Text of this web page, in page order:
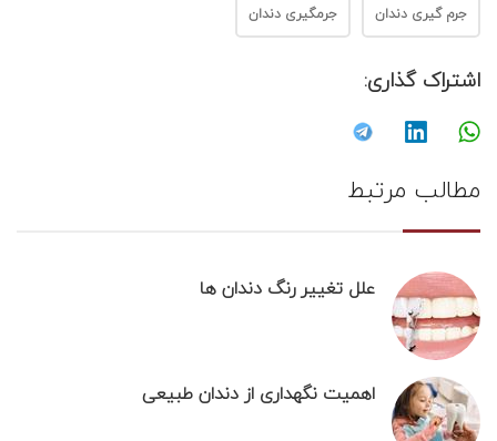
جرم گیری دندان جرمگیری دندان
اشتراک گذاری:
مطالب مرتبط
علل تغییر رنگ دندان ها
اهمیت نگهداری از دندان‌ طبیعی